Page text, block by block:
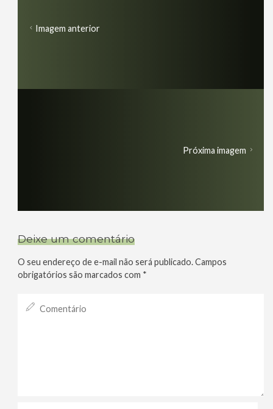
Imagem anterior
Próxima imagem
Deixe um comentário
O seu endereço de e-mail não será publicado.Campos
obrigatórios são marcados com *